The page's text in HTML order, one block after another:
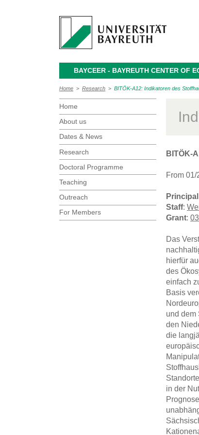
BAYCEER - BAYREUTH CENTER OF
Home > Research > BITÖK-A12: Indikatoren des
Home
About us
Dates & News
Research
Doctoral Programme
Teaching
Outreach
For Members
BITÖK-
From
Staff:
Grant:
Das
hierfür
des
einfach
Basis
und dem
den
die
in der